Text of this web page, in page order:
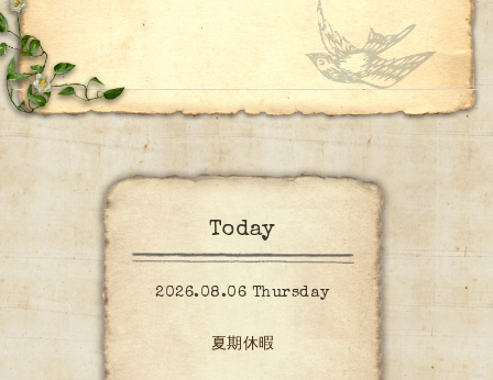
Today
2026.08.06 Thursday
夏期休暇